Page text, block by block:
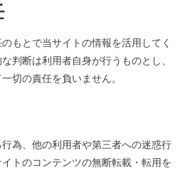
もとで当サイトの情報を活用してく
判断は利用者自身が行うものとし、
切の責任を負いません。
為、他の利用者や第三者への迷惑行
トのコンテンツの無断転載・転用を